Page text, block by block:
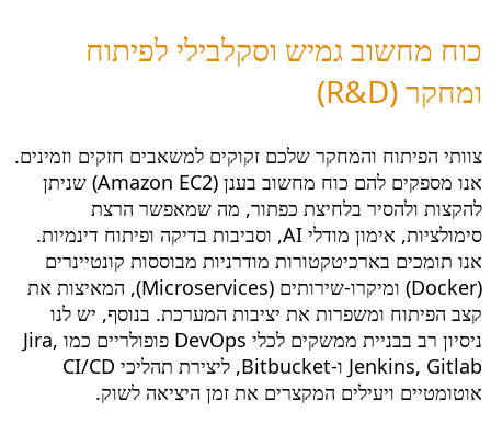
כוח מחשוב גמיש וסקלבילי לפיתוח
ומחקר (R&D)
צוותי הפיתוח והמחקר שלכם זקוקים למשאבים חזקים וזמינים.
אנו מספקים להם כוח מחשוב בענן (Amazon EC2) שניתן
להקצות ולהסיר בלחיצת כפתור, מה שמאפשר הרצת
סימולציות, אימון מודלי AI, וסביבות בדיקה ופיתוח דינמיות.
אנו תומכים בארכיטקטורות מודרניות מבוססות קונטיינרים
(Docker) ומיקרו-שירותים (Microservices), המאיצות את
קצב הפיתוח ומשפרות את יציבות המערכת. בנוסף, יש לנו
ניסיון רב בבניית ממשקים לכלי DevOps פופולריים כמו Jira,
Jenkins, Gitlab ו-Bitbucket, ליצירת תהליכי CI/CD
אוטומטיים ויעילים המקצרים את זמן היציאה לשוק.